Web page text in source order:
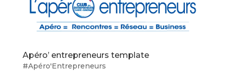
Apéro’ entrepreneurs template
#Apéro'Entrepreneurs